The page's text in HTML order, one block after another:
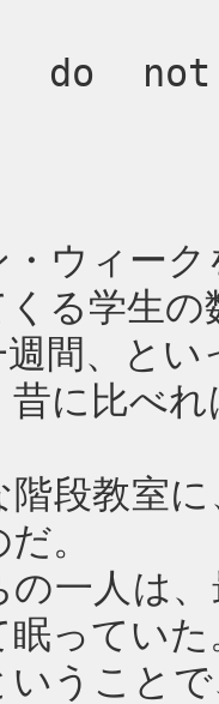
do not
・ウィー
る学生の
間、と
昔に比べ
階段教室
。
の一人は
っていた
いうこと